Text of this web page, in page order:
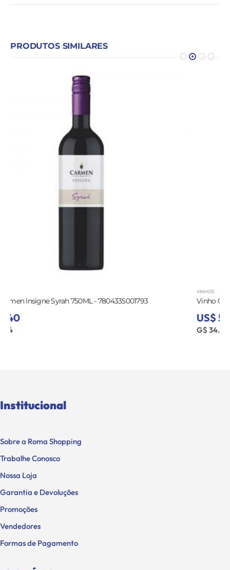
PRODUTOS SIMILARES
Vinho Carmen Insigne Chardonnay 750ML - 7804335784252
US$ 5,75
G$ 34.270
Institucional
Sobre a Roma Shopping
Trabalhe Conosco
Nossa Loja
Garantia e Devoluções
Promoções
Vendedores
Formas de Pagamento